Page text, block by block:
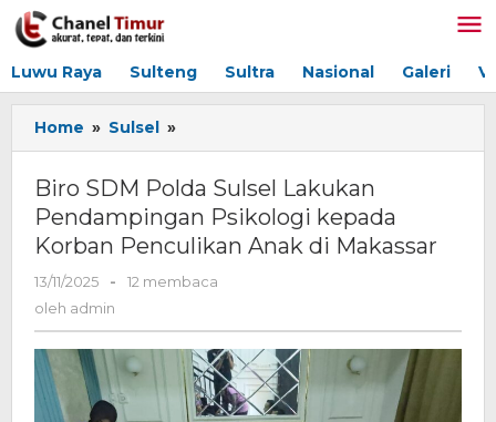
Lewati
ke
Luwu Raya Sulteng Sultra Nasional Galeri
Home » Sulsel »
SDM
Sulsel
Lakukan
Pendampingan
kepada
Penculikan
Anak
di
Makassar
Biro SDM Polda Sulsel Lakukan
Pendampingan Psikologi kepada
Korban Penculikan Anak di Makassar
13/11/2025
oleh
admin
-
12 membaca
oleh admin